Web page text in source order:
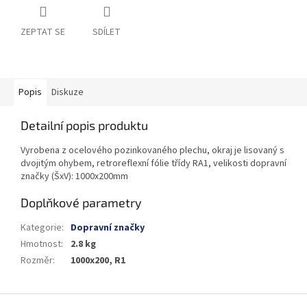
ZEPTAT SE SDÍLET
Popis Diskuze
Detailní popis produktu
Vyrobena z ocelového pozinkovaného plechu, okraj je lisovaný s
dvojitým ohybem, retroreflexní fólie třídy RA1, velikosti dopravní
značky (ŠxV): 1000x200mm
Doplňkové parametry
Kategorie: Dopravní značky
Hmotnost:
2.8 kg
Rozměr: 1000x200, R1